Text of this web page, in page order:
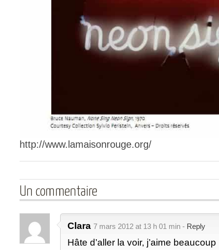
http://www.lamaisonrouge.org/
Un commentaire
Clara 7 mars 2012 at 13 h 01 min - Reply
Hâte d’aller la voir, j’aime